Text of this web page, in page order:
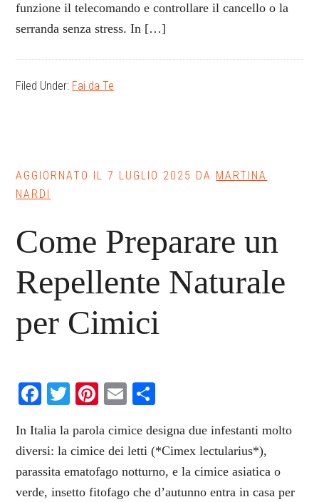
funzione il telecomando e controllare il cancello o la
serranda senza stress. In […]
Filed Under: Fai da Te
AGGIORNATO IL7 LUGLIO 2025 DA MARTINA
NARDI
Come Preparare un
Repellente Naturale
per Cimici
Facebook
TwitterPinterest
Email
In Italia la parola cimice designa due infestanti molto
diversi: la cimice dei letti (*Cimex lectularius*),
parassita ematofago notturno, e la cimice asiatica o
verde, insetto fitofago che d’autunno entra in casa per